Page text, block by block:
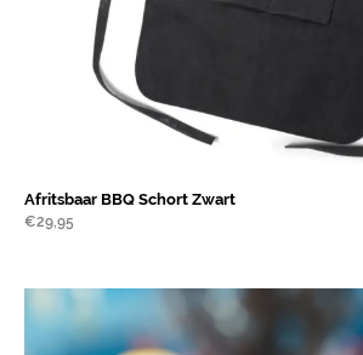
Afritsbaar BBQ Schort Zwart
€29,95